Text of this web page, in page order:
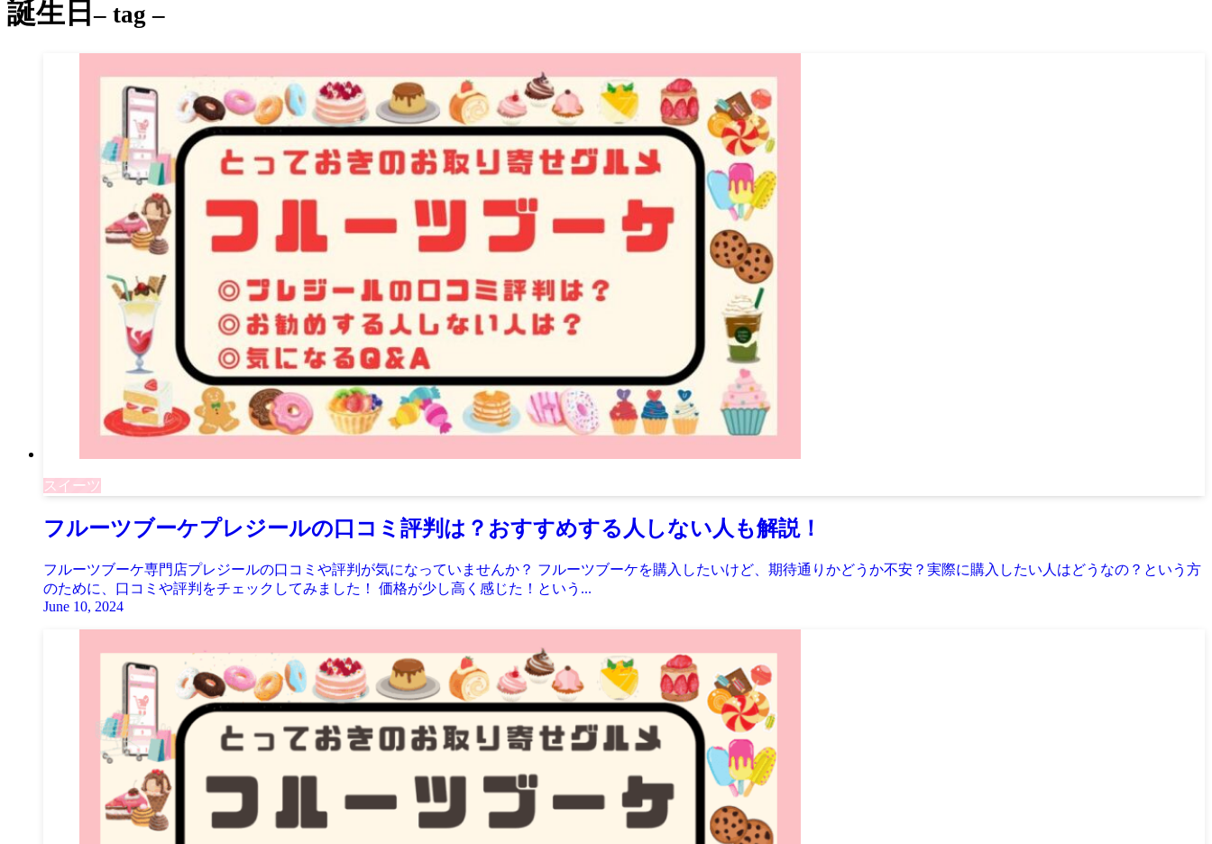
誕生日– tag –
スイーツ
フルーツブーケプレジールの口コミ評判は？おすすめする人しない人も解説！
フルーツブーケ専門店プレジールの口コミや評判が気になっていませんか？ フルーツブーケを購入したいけど、期待通りかどうか不安？実際に購入したい人はどうなの？という方
のために、口コミや評判をチェックしてみました！ 価格が少し高く感じた！という...
June 10, 2024